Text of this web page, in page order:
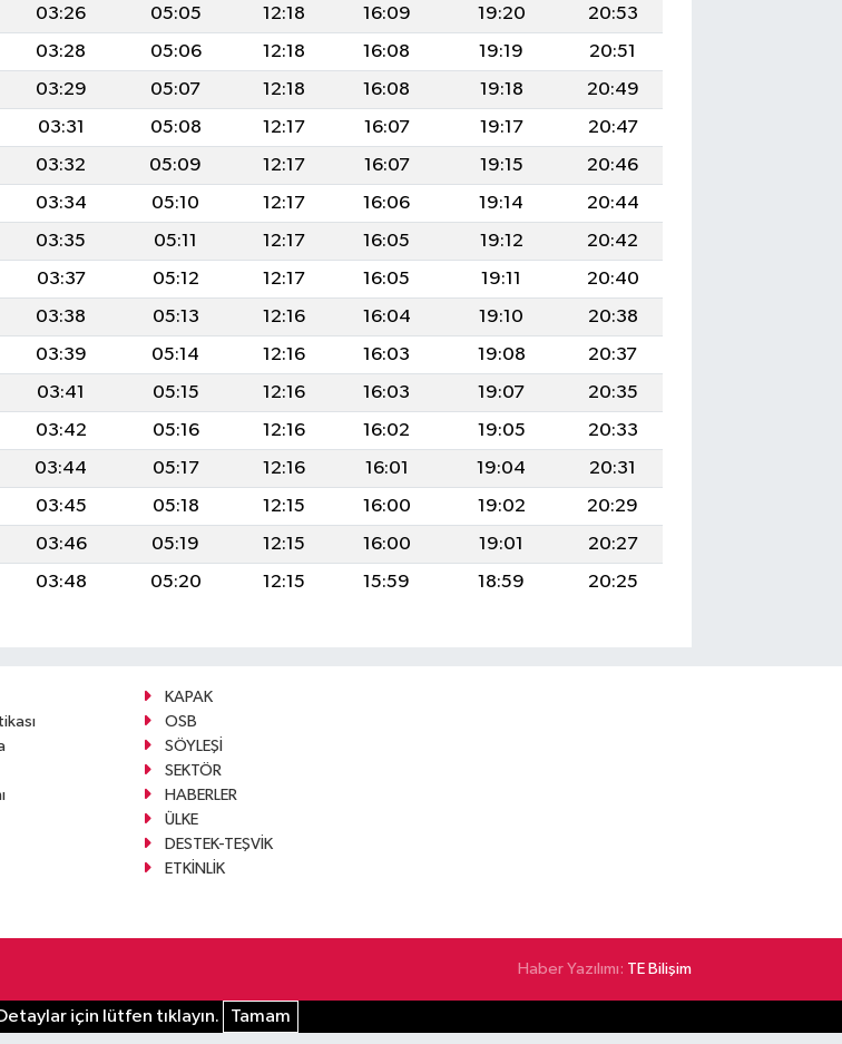
03:26 05:05 12:18 16:09 19:20
20:53
03:28 05:06 12:18 16:08 19:19
20:51
03:29 05:07 12:18 16:08 19:18
20:49
03:31 05:08 12:17 16:07 19:17
20:47
03:32 05:09 12:17 16:07 19:15
20:46
03:34 05:10 12:17 16:06 19:14
20:44
03:35 05:11 12:17 16:05 19:12
20:42
03:37 05:12 12:17 16:05 19:11
20:40
03:38 05:13 12:16 16:04 19:10
20:38
03:39 05:14 12:16 16:03 19:08
20:37
03:41 05:15 12:16 16:03 19:07
20:35
03:42 05:16 12:16 16:02 19:05
20:33
03:44 05:17 12:16 16:01 19:04
20:31
03:45 05:18 12:15 16:00 19:02
20:29
03:46 05:19 12:15 16:00 19:01
20:27
03:48 05:20 12:15 15:59 18:59 20:25
KAPAK
OSB
SÖYLEŞİ
SEKTÖR
HABERLER
ÜLKE
DESTEK-TEŞVİK
ETKİNLİK
Haber Yazılımı: TE Bilişim
için lütfen tıklayın. Tamam